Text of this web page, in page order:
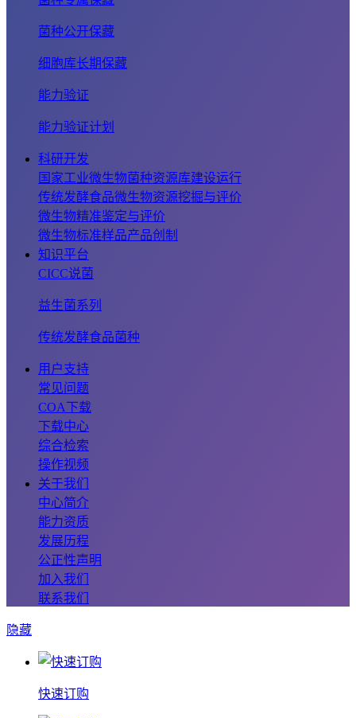
菌种公开保藏
细胞库长期保藏
能力验证
能力验证计划
科研开发
国家工业微生物菌种资源库建设运行
传统发酵食品微生物资源挖掘与评价
微生物精准鉴定与评价
微生物标准样品产品创制
知识平台
CICC说菌
益生菌系列
传统发酵食品菌种
用户支持
常见问题
COA下载
下载中心
综合检索
操作视频
关于我们
中心简介
能力资质
发展历程
公正性声明
加入我们
联系我们
隐藏
快速订购